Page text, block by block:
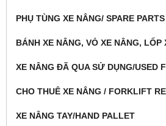
PHỤ TÙNG XE NÂNG/ SPARE PARTS
BÁNH XE NÂNG, VỎ XE NÂNG, LỐP
XE NÂNG ĐÃ QUA SỬ DỤNG/USED
CHO THUÊ XE NÂNG / FORKLIFT
XE NÂNG TAY/HAND PALLET